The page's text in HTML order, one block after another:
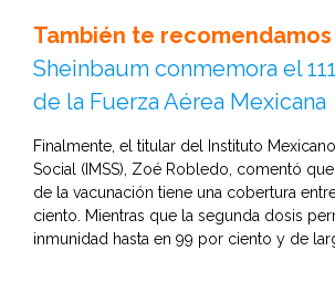
También te
Sheinbaum conmemora el
de la Fuerza Aérea Mexicana
Finalmente, el titular del Instituto
Social (IMSS), Zoé Robledo, comentó
de la vacunación tiene una cobertura
ciento. Mientras que la segunda dosis
inmunidad hasta en 99 por ciento y de